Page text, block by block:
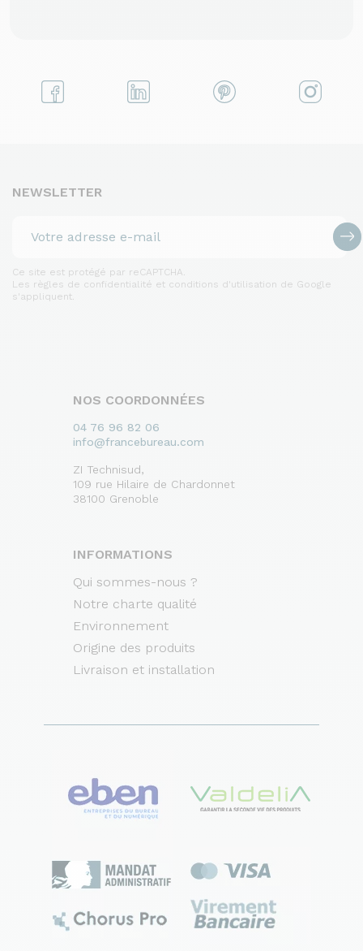
NEWSLETTER
Ce site est protégé par reCAPTCHA.
Les règles de confidentialité et conditions d'utilisation de Google
s'appliquent.
NOS COORDONNÉES
04 76 96 82 06
info@francebureau.com
ZI Technisud,
109 rue Hilaire de Chardonnet
38100 Grenoble
INFORMATIONS
Qui sommes-nous ?
Notre charte qualité
Environnement
Origine des produits
Livraison et installation